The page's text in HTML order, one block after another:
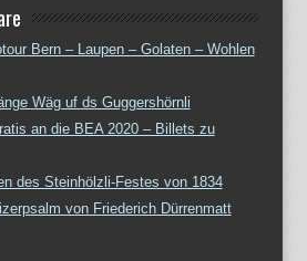
Bern – Laupen – Golaten – Wohlen
Wäg uf ds Guggershörnli
an die BEA 2020 – Billets zu
des Steinhölzli-Festes von 1834
von Friederich Dürrenmatt